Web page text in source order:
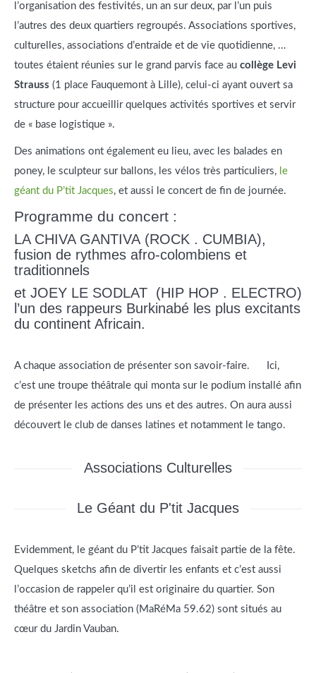
l’organisation des festivités, un an sur deux, par l’un puis
l’autres des deux quartiers regroupés. Associations sportives,
culturelles, associations d’entraide et de vie quotidienne, …
toutes étaient réunies sur le grand parvis face au collège Levi
Strauss (1 place Fauquemont à Lille), celui-ci ayant ouvert sa
structure pour accueillir quelques activités sportives et servir
de « base logistique ».
Des animations ont également eu lieu, avec les balades en
poney, le sculpteur sur ballons, les vélos très particuliers, le
géant du P’tit Jacques, et aussi le concert de fin de journée.
Programme du concert :
LA CHIVA GANTIVA (ROCK . CUMBIA),
fusion de rythmes afro-colombiens et
traditionnels
et JOEY LE SODLAT (HIP HOP . ELECTRO)
l’un des rappeurs Burkinabé les plus excitants
du continent Africain.
A chaque association de présenter son savoir-faire. Ici,
c’est une troupe théâtrale qui monta sur le podium installé afin
de présenter les actions des uns et des autres. On aura aussi
découvert le club de danses latines et notamment le tango.
Associations Culturelles
Le Géant du P'tit Jacques
Evidemment, le géant du P’tit Jacques faisait partie de la fête.
Quelques sketchs afin de divertir les enfants et c’est aussi
l’occasion de rappeler qu’il est originaire du quartier. Son
théâtre et son association (MaRéMa 59.62) sont situés au
cœur du Jardin Vauban.